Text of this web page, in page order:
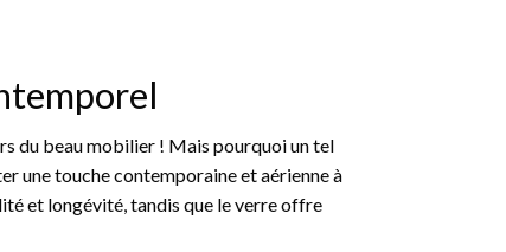
du beau mobilier ! Mais pourquoi un tel
une touche contemporaine et aérienne à
et longévité, tandis que le verre offre